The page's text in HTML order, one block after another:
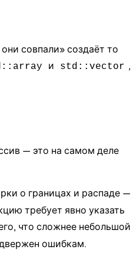
совпали» создаёт то
и std::vector ,
— это на самом деле
о границах и распаде —
требует явно указать
что сложнее небольшой
ошибкам.